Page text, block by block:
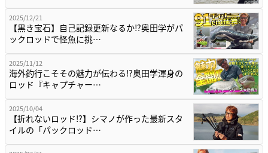
2025/12/21
【黒き宝石】自己記録更新なるか⁉奥田学がパ
ックロッドで怪魚に挑…
2025/11/12
海外釣行こそその魅力が伝わる⁉奥田学渾身の
ロッド『キャプチャー…
2025/10/04
【折れないロッド⁉】シマノが作った最新スタ
イルの「パックロッド…